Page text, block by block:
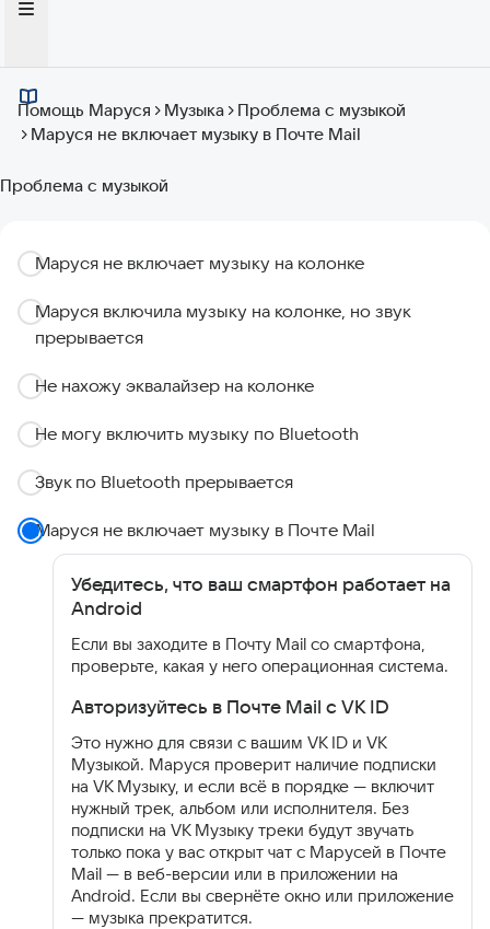
Помощь Маруся Музыка
Проблема с музыкой
Маруся не включает музыку в Почте Mail
Проблема с музыкой
Маруся не включает музыку на колонке
Маруся включила музыку на колонке, но звук
прерывается
Не нахожу эквалайзер на колонке
Не могу включить музыку по Bluetooth
Звук по Bluetooth прерывается
Маруся не включает музыку в Почте Mail
Убедитесь, что ваш смартфон работает на
Android
Если вы заходите в Почту Mail со смартфона,
проверьте, какая у него операционная система.
Авторизуйтесь в Почте Mail с VK ID
Это нужно для связи с вашим VK ID и VK
Музыкой. Маруся проверит наличие подписки
на VK Музыку, и если всё в порядке — включит
нужный трек, альбом или исполнителя. Без
подписки на VK Музыку треки будут звучать
только пока у вас открыт чат с Марусей в Почте
Mail — в веб-версии или в приложении на
Android. Если вы свернёте окно или приложение
— музыка прекратится.